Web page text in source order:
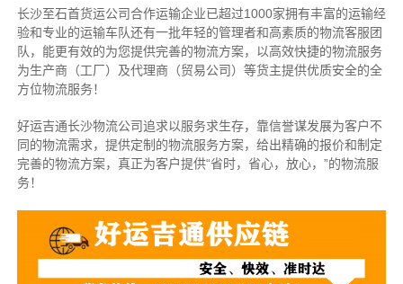
长沙至石首货运公司合作运输企业已超过1000家拥有丰富的运输经
验和专业的运输车队还有一批年轻的管理者和高素质的物流客服团
队，能更有效的为您提供完善的物流方案，以高效快捷的物流服务
为生产商（工厂）及代理商（贸易公司）等货主提供优质安全的全
方位物流服务！
好运吉通长沙物流公司追求以服务求生存，靠信誉谋发展为客户不
同的物流需求，提供定制的物流服务方案，给出精确的报价和制定
完善的物流方案，真正为客户提供“省时，省心，放心，”的物流服
务！